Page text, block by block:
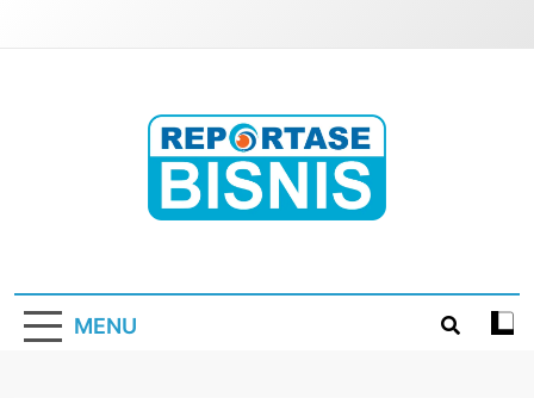
MENU